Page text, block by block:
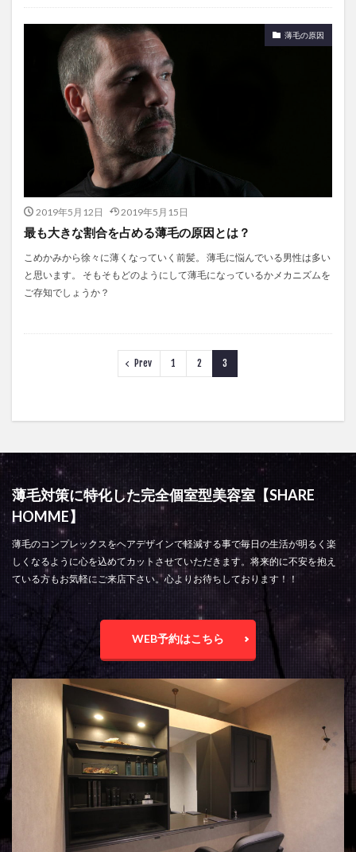
薄毛の原因
2019年5月12日 2019年5月15日
最も大きな割合を占める薄毛の原因とは？
こめかみから徐々に薄くなっていく前髪。 薄毛に悩んでいる男性は多い
と思います。 そもそもどのようにして薄毛になっているかメカニズムを
ご存知でしょうか？
Prev 1 2 3
薄毛対策に特化した完全個室型美容室【SHARE
HOMME】
薄毛のコンプレックスをヘアデザインで軽減する事で毎日の生活が明るく楽
しくなるように心を込めてカットさせていただきます。将来的に不安を抱え
ている方もお気軽にご来店下さい。心よりお待ちしております！！
WEB予約はこちら